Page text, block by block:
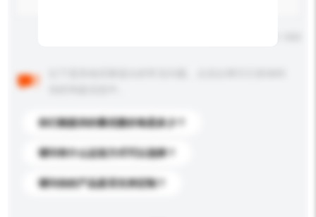
你们能提供的最优惠价格是多少？
请问有什么运送方式可以选择？
请问你的产品是否支持定制？